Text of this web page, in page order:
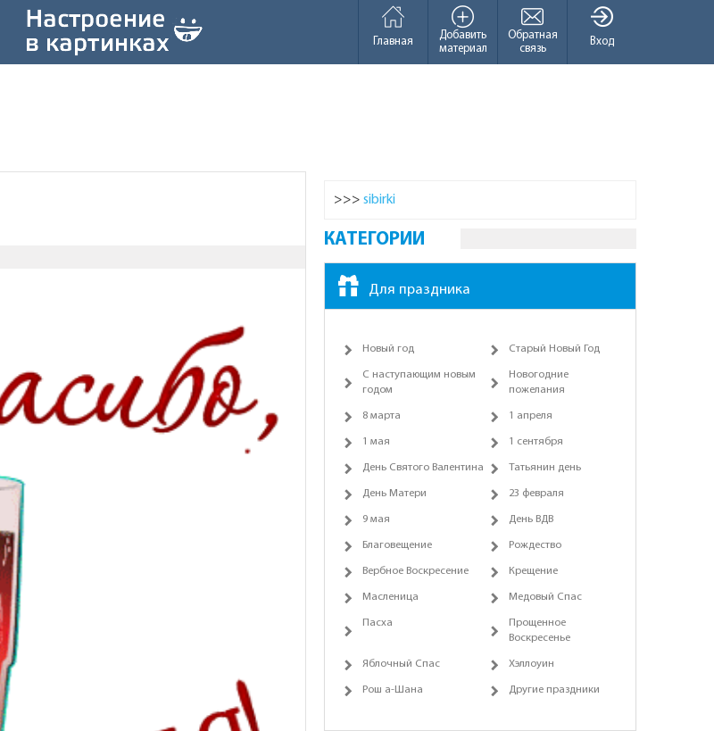
Вход
Обратная
связь
Добавить
материал
Главная
>>> sibirki
КАТЕГОРИИ
Для праздника
Новый год Старый Новый Год
С наступающим новым
годом
Новогодние
пожелания
8 марта 1 апреля
1 мая 1 сентября
День Святого Валентина Татьянин день
День Матери 23 февраля
9 мая День ВДВ
Благовещение Рождество
Вербное Воскресение Крещение
Масленица Медовый Спас
Пасха
Прощенное
Воскресенье
Яблочный Спас Хэллоуин
Рош а-Шана Другие праздники